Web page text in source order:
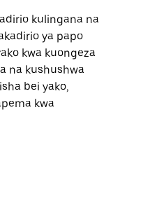
kulingana na
ya papo
kwa kuongeza
na kushushwa
bei yako,
kwa